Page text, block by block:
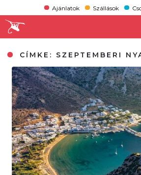
Ajánlatok Szállások
CÍMKE: SZEPTEMBERI